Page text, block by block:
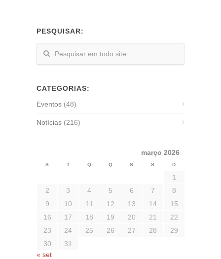
PESQUISAR:
CATEGORIAS:
Eventos (48)
Notícias (216)
março 2026
S T Q Q S S D
1
2
3 4 5 6 7
8
9
10 11 12 13 14
15
16
17 18 19 20 21
22
23
24 25 26 27 28
29
30
31
« set